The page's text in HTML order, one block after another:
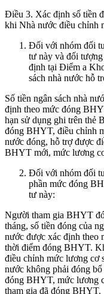
Điều 3. Xác định số tiền
khi Nhà nước điều chỉnh
Đối với nhóm đối
tư này và đối
định tại Điểm a
sách nhà nước hỗ
Số tiền ngân sách nhà
định theo mức đóng
hạn sử dụng ghi trên thẻ
đóng BHYT, điều chỉnh
nước đóng, hỗ trợ được
BHYT mới, mức lương
Đối với nhóm đối
phần mức đóng
tư này:
Người tham gia BHYT
tháng, số tiền đóng của
nước được xác định theo
thời điểm đóng BHYT.
điều chỉnh mức lương cơ
nước không phải đóng
đóng BHYT, mức lương
tham gia đã đóng BHYT.